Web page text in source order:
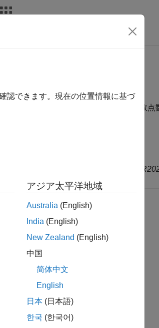
浮動小数点数、および倍精度浮動小数点
in an array in generated C/C++ code
？
認できます。現在の位置情報に基づ
アジア太平洋地域
Australia (English)
India (English)
New Zealand (English)
中国
简体中文
English
日本 (日本語)
한국 (한국어)